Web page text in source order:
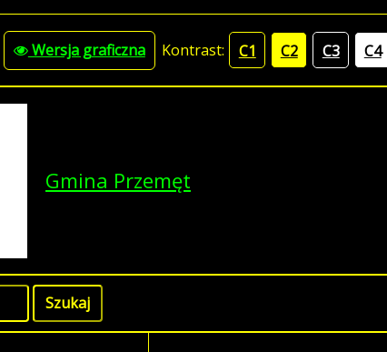
Wersja graficzna Kontrast: C1 C2 C3 C4
Gmina Przemęt